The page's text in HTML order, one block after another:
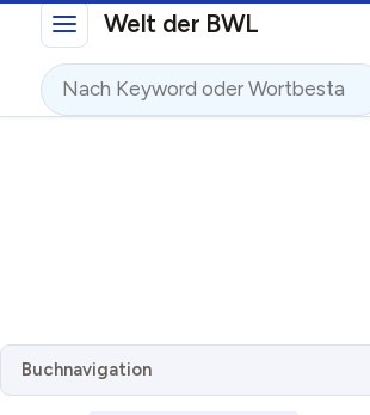
Direkt zum InhaltWelt der BWL
Suche
Buchnavigation